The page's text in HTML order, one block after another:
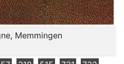
Memmingen